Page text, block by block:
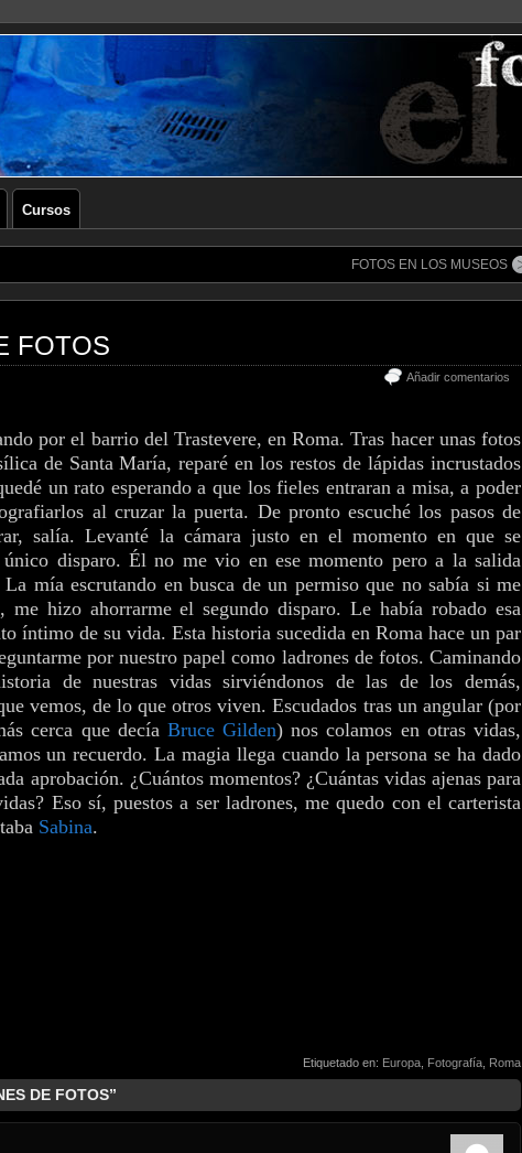
Cursos
FOTOS EN LOS MUSEOS
FOTOS
Añadir comentarios
por el barrio del Trastevere, en Roma. Tras hacer unas fotos
de Santa María, reparé en los restos de lápidas incrustados
un rato esperando a que los fieles entraran a misa, a poder
al cruzar la puerta. De pronto escuché los pasos de
salía. Levanté la cámara justo en el momento en que se
disparo. Él no me vio en ese momento pero a la salida
La mía escrutando en busca de un permiso que no sabía si me
me hizo ahorrarme el segundo disparo. Le había robado esa
íntimo de su vida. Esta historia sucedida en Roma hace un par
por nuestro papel como ladrones de fotos. Caminando
de nuestras vidas sirviéndonos de las de los demás,
vemos, de lo que otros viven. Escudados tras un angular (por
cerca que decía Bruce Gilden) nos colamos en otras vidas,
un recuerdo. La magia llega cuando la persona se ha dado
aprobación. ¿Cuántos momentos? ¿Cuántas vidas ajenas para
Eso sí, puestos a ser ladrones, me quedo con el carterista
Sabina.
Etiquetado en: Europa Fotografía Roma
DE FOTOS”